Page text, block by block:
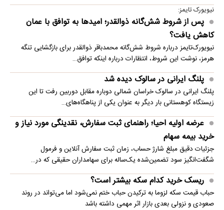
نیویورک تایمز:
پس از شروط شش‌گانه ذوالقدر؛ امیدها به توافق با عمان
کاهش یافت؟
نیویورک‌تایمز درباره شروط شش‌گانه محمدباقر ذوالقدر برای بازگشایی تنگه
هرمز، نوشت این شروط، انتظارات درباره اینکه توافق…
پلنگ ایرانی در سالوک دیده شد
پلنگ ایرانی در سالوک خراسان شمالی دوباره مقابل دوربین رفت تا این
زیستگاه کوهستانی بار دیگر به عنوان یکی از پناهگاه‌های…
عرضه اولیه احیا؛ راهنمای ثبت سفارش، نقدینگی مورد نیاز و
خرید بیمه سهام
جزئیات دقیق مبلغ شارژ حساب، زمان ثبت سفارش آنلاین و فرمول
شگفت‌انگیز سود تضمین‌شده یک‌ساله برای سهامداران حقیقی که در…
ریسک خرید کدام سکه بیشتر است؟
حباب قیمت سکه لزوما به ترکیدن حباب ختم نمی‌شود اما می‌تواند در روند
صعودی و نزولی بعدی بازار اثر مهمی داشته باشد